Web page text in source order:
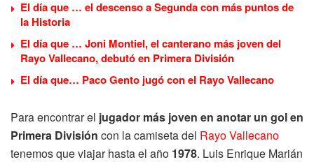
El día que … el descenso a Segunda con más puntos de
la Historia
El día que … Joni Montiel, el canterano más joven del
Rayo Vallecano, debutó en Primera División
El día que… Paco Gento jugó con el Rayo Vallecano
Para encontrar el jugador más joven en anotar un gol en
Primera División con la camiseta del Rayo Vallecano
tenemos que viajar hasta el año 1978. Luis Enrique Marián